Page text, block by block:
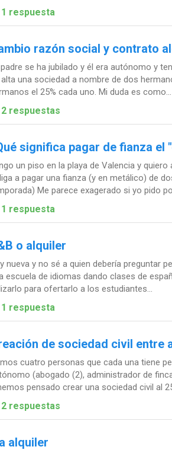
1 respuesta
razón social y contrato
se ha jubilado y él era autónomo y
una sociedad a nombre de dos
el 25% cada uno. Mi duda es como...
2 respuestas
significa pagar de fianza el
un piso en la playa de Valencia y
a pagar una fianza (y en metálico) de
Me parece exagerado si yo pido
1 respuesta
o alquiler
nueva y no sé a quien debería preguntar
escuela de idiomas dando clases de
para ofertarlo a los estudiantes...
1 respuesta
de sociedad civil entre
cuatro personas que cada una tiene
(abogado (2), administrador de
pensado crear una sociedad civil al
2 respuestas
alquiler